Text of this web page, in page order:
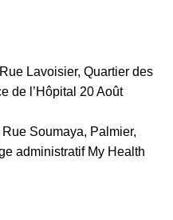
Lavoisier, Quartier des
de l’Hôpital 20 Août
Soumaya, Palmier,
administratif My Health